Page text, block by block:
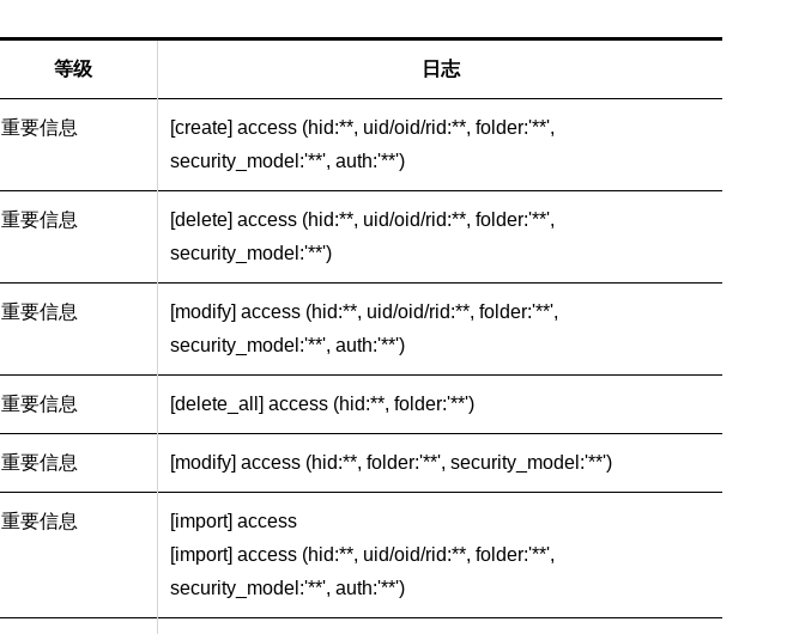
等级 日志
重要信息
[create] access (hid:**, uid/oid/rid:**, folder:'**',
security_model:'**', auth:'**')
重要信息
[delete] access (hid:**, uid/oid/rid:**, folder:'**',
security_model:'**')
重要信息
[modify] access (hid:**, uid/oid/rid:**, folder:'**',
security_model:'**', auth:'**')
重要信息 [delete_all] access (hid:**, folder:'**')
重要信息 [modify] access (hid:**, folder:'**', security_model:'**')
重要信息
[import] access
[import] access (hid:**, uid/oid/rid:**, folder:'**',
security_model:'**', auth:'**')